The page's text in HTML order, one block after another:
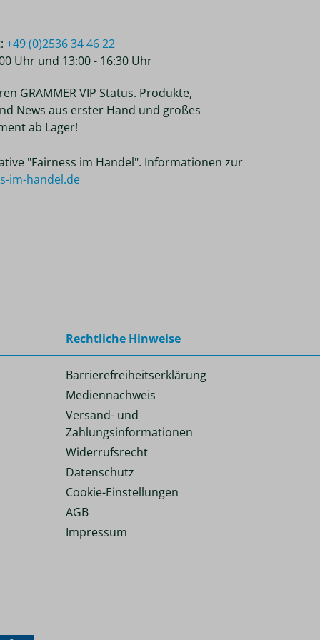
+49 (0)2536 34 46 22
Uhr und 13:00 - 16:30 Uhr
GRAMMER VIP Status. Produkte,
News aus erster Hand und großes
ab Lager!
"Fairness im Handel". Informationen zur
im-handel.de
Rechtliche Hinweise
Barrierefreiheitserklärung
Mediennachweis
Versand- und
Zahlungsinformationen
Widerrufsrecht
Datenschutz
Cookie-Einstellungen
AGB
Impressum